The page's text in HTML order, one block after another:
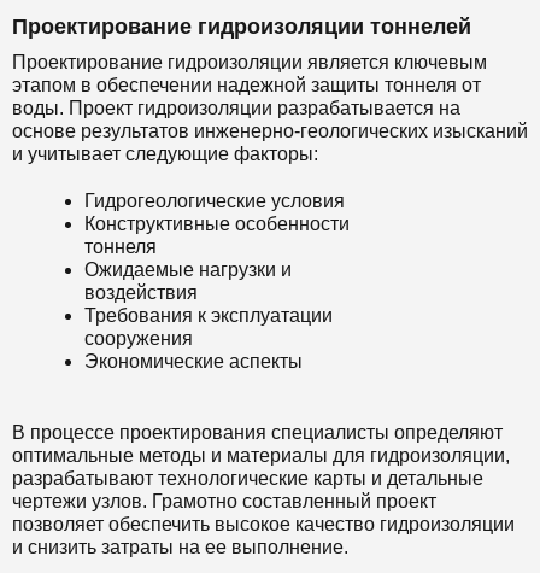
Проектирование гидроизоляции тоннелей
Проектирование гидроизоляции является ключевым
этапом в обеспечении надежной защиты тоннеля от
воды. Проект гидроизоляции разрабатывается на
основе результатов инженерно-геологических изысканий
и учитывает следующие факторы:
Гидрогеологические условия
Конструктивные особенности
тоннеля
Ожидаемые нагрузки и
воздействия
Требования к эксплуатации
сооружения
Экономические аспекты
В процессе проектирования специалисты определяют
оптимальные методы и материалы для гидроизоляции,
разрабатывают технологические карты и детальные
чертежи узлов. Грамотно составленный проект
позволяет обеспечить высокое качество гидроизоляции
и снизить затраты на ее выполнение.